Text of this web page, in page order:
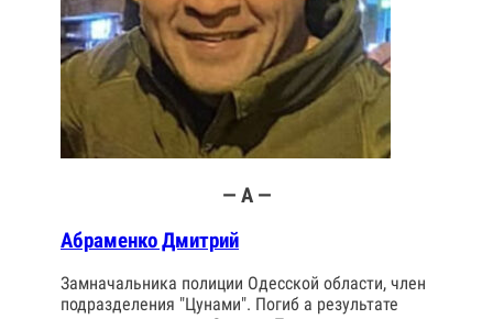
— А —
Абраменко Дмитрий
Замначальника полиции Одесской области, член
подразделения "Цунами". Погиб а результате